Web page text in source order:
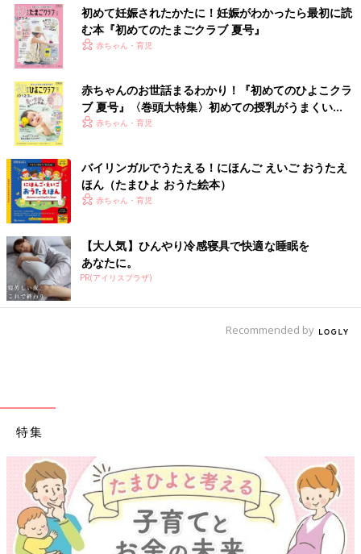
初めて妊娠されたかたに！妊娠がわかったら最初に読
む本『初めてのたまごクラブ 夏号』
赤ちゃん・育児
赤ちゃんのお世話まるわかり！『初めてのひよこクラ
ブ 夏号』〈巻頭大特集〉初めての授乳がうまくい
く！ おっぱい・ミルクの基本と夏のトラブル 解決テ
赤ちゃん・育児
バイリンガルでうたえる！にほんご えいご おうたえ
ほん（たまひよ おうた絵本）
赤ちゃん・育児
【大人気】ひんやり冷感寝具で快適な睡眠を
あなたに。
PR(アイリスプラザ)
Recommended by
特集